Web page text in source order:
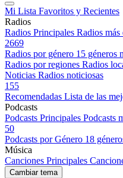
Mi Lista Favoritos y Recientes
Radios
Radios Principales Radios más
2669
Radios por género 15 géneros
Radios por regiones Radios
Noticias Radios noticiosas
155
Recomendadas Lista de las
Podcasts
Podcasts Principales Podcasts
50
Podcasts por Género 18
Música
Canciones Principales
Cambiar tema